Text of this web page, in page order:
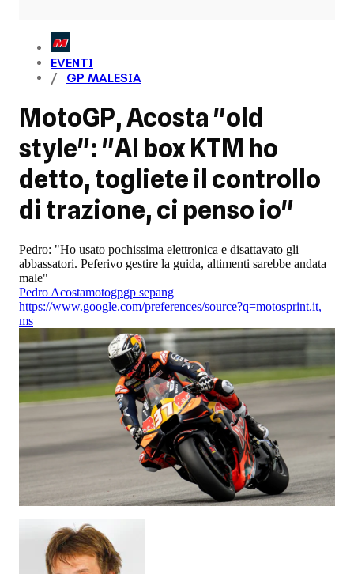
EVENTI
GP MALESIA
MotoGP, Acosta "old
style": "Al box KTM ho
detto, togliete il controllo
di trazione, ci penso io"
Pedro: "Ho usato pochissima elettronica e disattavato gli
abbassatori. Peferivo gestire la guida, altimenti sarebbe andata
male"
Pedro Acostamotogpgp sepang
https://www.google.com/preferences/source?q=motosprint.it,
ms